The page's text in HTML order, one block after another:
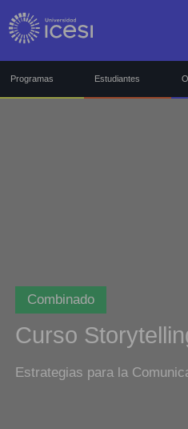
Programas Estudiantes
Combinado
Curso
Estrategias para la